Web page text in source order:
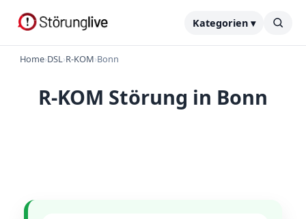
Kategorien ▾
Home›DSL›R-KOM›Bonn
R-KOM Störung in Bonn